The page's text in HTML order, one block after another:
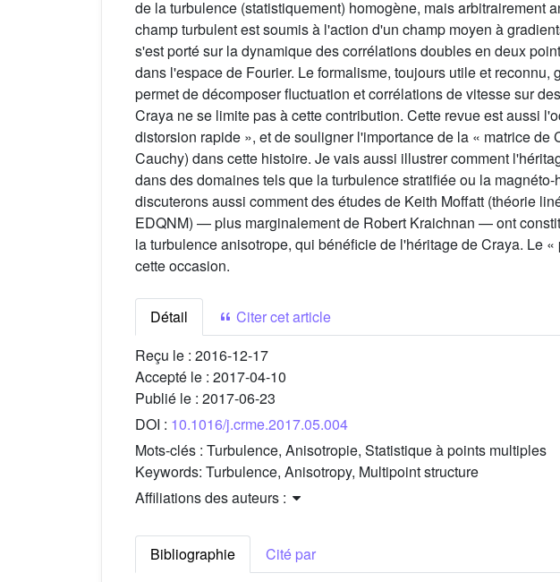
de la turbulence (statistiquement) homogène, mais arbitrairement
champ turbulent est soumis à l'action d'un champ moyen à
s'est porté sur la dynamique des corrélations doubles en deux
dans l'espace de Fourier. Le formalisme, toujours utile et
permet de décomposer fluctuation et corrélations de vitesse sur
Craya ne se limite pas à cette contribution. Cette revue est aussi
distorsion rapide », et de souligner l'importance de la « matrice
Cauchy) dans cette histoire. Je vais aussi illustrer comment
dans des domaines tels que la turbulence stratifiée ou la
discuterons aussi comment des études de Keith Moffatt (théorie
EDQNM) — plus marginalement de Robert Kraichnan — ont
la turbulence anisotrope, qui bénéficie de l'héritage de Craya. Le
cette occasion.
Détail
Citer cet article
Reçu le : 2016-12-17
Accepté le : 2017-04-10
Publié le : 2017-06-23
DOI : 10.1016/j.crme.2017.05.004
Mots-clés : Turbulence, Anisotropie, Statistique à points multiples
Keywords: Turbulence, Anisotropy, Multipoint structure
Affiliations des auteurs :
Bibliographie
Cité par